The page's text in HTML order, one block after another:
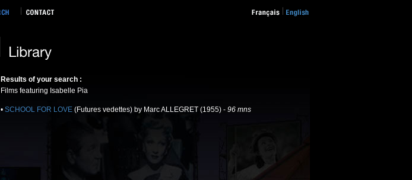
Results of your search :
Films featuring Isabelle Pia
• SCHOOL FOR LOVE (Futures vedettes) by Marc ALLEGRET (1955) - 96 mns